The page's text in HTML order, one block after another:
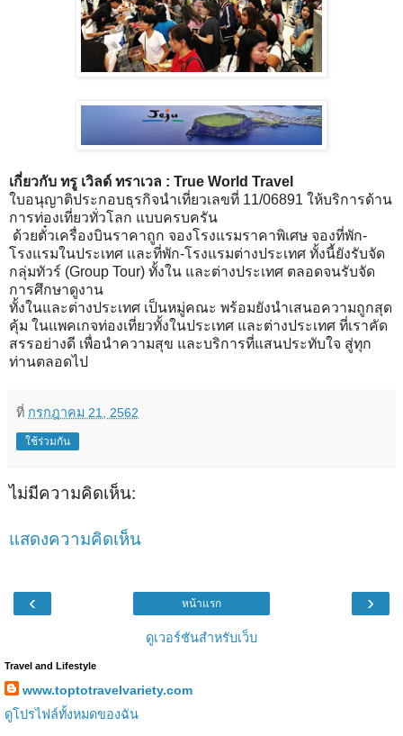
เกี่ยวกับ ทรู เวิลด์ ทราเวล : True World Travel
ใบอนุญาติประกอบธุรกิจนำเที่ยวเลขที่ 11/06891 ให้บริการด้าน
การท่องเที่ยวทั่วโลก แบบครบครัน
ด้วยตั๋วเครื่องบินราคาถูก จองโรงแรมราคาพิเศษ จองที่พัก-
โรงแรมในประเทศ และที่พัก-โรงแรมต่างประเทศ ทั้งนี้ยังรับจัด
กลุ่มทัวร์ (Group Tour) ทั้งใน และต่างประเทศ ตลอดจนรับจัด
การศึกษาดูงาน
ทั้งในและต่างประเทศ เป็นหมู่คณะ พร้อมยังนำเสนอความถูกสุด
คุ้ม ในแพคเกจท่องเที่ยวทั้งในประเทศ และต่างประเทศ ที่เราคัด
สรรอย่างดี เพื่อนำความสุข และบริการที่แสนประทับใจ สู่ทุก
ท่านตลอดไป
ที่ กรกฎาคม 21, 2562
ใช้ร่วมกัน
ไม่มีความคิดเห็น:
แสดงความคิดเห็น
‹ ›
หน้าแรก
ดูเวอร์ชันสำหรับเว็บ
Travel and Lifestyle
www.toptotravelvariety.com
ดูโปรไฟล์ทั้งหมดของฉัน